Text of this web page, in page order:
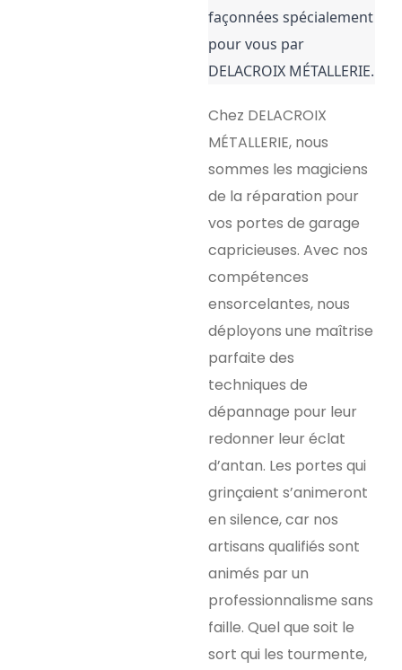
façonnées spécialement
pour vous par
DELACROIX MÉTALLERIE.
Chez DELACROIX
MÉTALLERIE, nous
sommes les magiciens
de la réparation pour
vos portes de garage
capricieuses. Avec nos
compétences
ensorcelantes, nous
déployons une maîtrise
parfaite des
techniques de
dépannage pour leur
redonner leur éclat
d’antan. Les portes qui
grinçaient s’animeront
en silence, car nos
artisans qualifiés sont
animés par un
professionnalisme sans
faille. Quel que soit le
sort qui les tourmente,